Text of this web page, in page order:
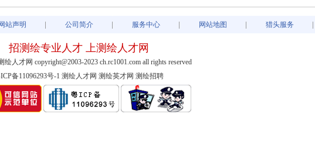
网站声明 公司简介 服务中心 网站地图 猎头服务
招测绘专业人才 上测绘人才网
绘人才网 copyright@2003-2023 ch.rc1001.com all rights reserved
备11096293号-1 测绘人才网 测绘英才网 测绘招聘